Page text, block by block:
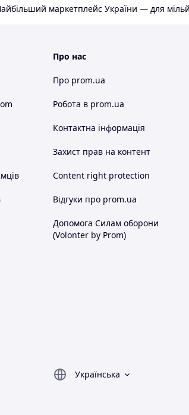
маркетплейс України — для
Про нас
Про prom.ua
Робота в prom.ua
Контактна інформація
Захист прав на контент
Content right protection
Відгуки про prom.ua
Допомога Силам оборони
(Volonter by Prom)
Українська